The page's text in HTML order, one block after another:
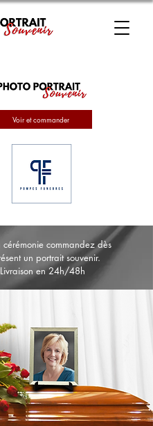
Voir et commander
cérémonie commandez dès
un portrait souvenir.
Livraison en 24h/48h